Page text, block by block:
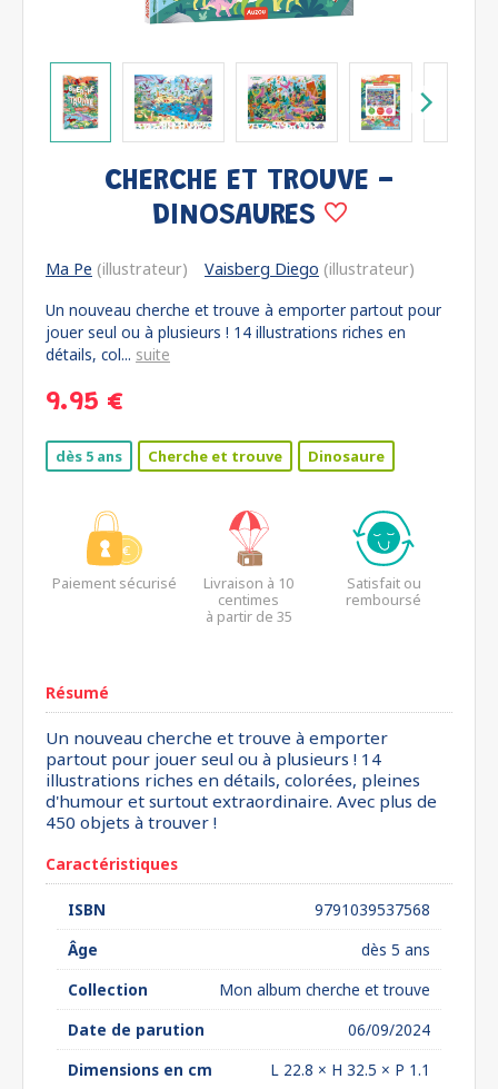
CHERCHE ET TROUVE -
DINOSAURES
Ma Pe (illustrateur) Vaisberg Diego (illustrateur)
Un nouveau cherche et trouve à emporter partout pour
jouer seul ou à plusieurs ! 14 illustrations riches en
détails, col... suite
9.95 €
dès 5 ans Cherche et trouve Dinosaure
Paiement sécurisé
Livraison à 10
centimes
à partir de 35
Satisfait ou
remboursé
Résumé
Un nouveau cherche et trouve à emporter
partout pour jouer seul ou à plusieurs ! 14
illustrations riches en détails, colorées, pleines
d'humour et surtout extraordinaire. Avec plus de
450 objets à trouver !
Caractéristiques
ISBN
9791039537568
Âge
dès 5 ans
Collection
Mon album cherche et trouve
Date de parution
06/09/2024
Dimensions en cm
L 22.8 × H 32.5 × P 1.1